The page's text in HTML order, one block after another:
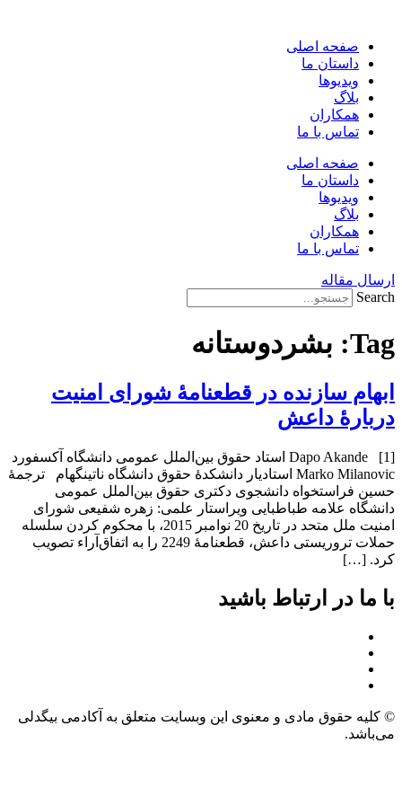
محتوا
صفحه اصلی
داستان ما
ویدیوها
بلاگ
همکاران
تماس با ما
صفحه اصلی
داستان ما
ویدیوها
بلاگ
همکاران
تماس با ما
ارسال مقاله
Search
Tag: بشردوستانه
ابهام سازنده در قطعنامۀ شورای امنیت
دربارۀ داعش
[1] Dapo Akande استاد حقوق بین‌الملل عمومی دانشگاه آکسفورد
Marko Milanovic استادیار دانشکدۀ حقوق دانشگاه ناتینگهام ترجمۀ
حسین فراستخواه دانشجوی دکتری حقوق بین‌الملل عمومی
دانشگاه علامه طباطبایی ویراستار علمی: زهره شفیعی شورای
امنیت ملل متحد در تاریخ 20 نوامبر 2015، با محکوم کردن سلسله
حملات تروریستی داعش، قطعنامۀ 2249 را به اتفاق‌آراء تصویب
کرد. […]
با ما در ارتباط باشید
© کلیه حقوق مادی و معنوی این وبسایت متعلق به آکادمی بیگدلی
می‌باشد.